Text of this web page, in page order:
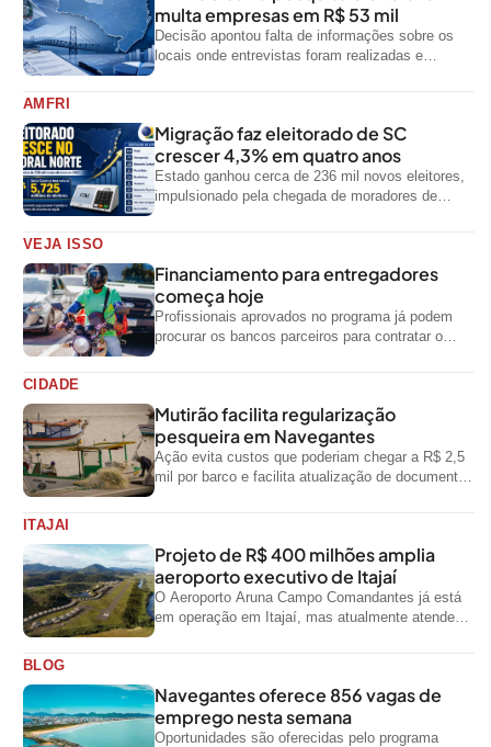
multa empresas em R$ 53 mil
Decisão apontou falta de informações sobre os
locais onde entrevistas foram realizadas e
AMFRI
Migração faz eleitorado de SC
crescer 4,3% em quatro anos
Estado ganhou cerca de 236 mil novos eleitores,
impulsionado pela chegada de moradores de
VEJA ISSO
Financiamento para entregadores
começa hoje
Profissionais aprovados no programa já podem
procurar os bancos parceiros para contratar o
CIDADE
Mutirão facilita regularização
pesqueira em Navegantes
Ação evita custos que poderiam chegar a R$ 2,5
mil por barco e facilita atualização de documentos
ITAJAI
Projeto de R$ 400 milhões amplia
aeroporto executivo de Itajaí
O Aeroporto Aruna Campo Comandantes já está
em operação em Itajaí, mas atualmente atende
BLOG
Navegantes oferece 856 vagas de
emprego nesta semana
Oportunidades são oferecidas pelo programa